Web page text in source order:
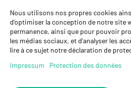
GYSO SA
Succursale Crissier
Chemin de Closalet 20
1023 Crissier
+41 21 637 70 90
Nous utilisons nos propres cookies
d'optimiser la conception de notre site
permanence, ainsi que pour pouvoir
les médias sociaux, et d'analyser les
lire à ce sujet notre déclaration de
Impressum
Protection des données